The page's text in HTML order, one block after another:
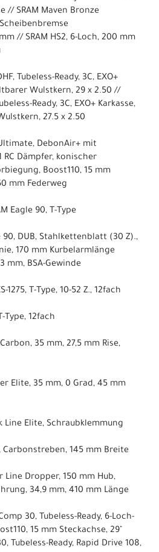
// SRAM Maven Bronze
// SRAM HS2, 6-Loch, 200 mm
Tubeless-Ready, 3C, EXO+
Wulstkern, 29 x 2.50 //
Ready, 3C, EXO+ Karkasse,
27.5 x 2.50
DebonAir+ mit
RC Dämpfer, konischer
Boost110, 15 mm
mm Federweg
Eagle 90, T-Type
90, DUB, Stahlkettenblatt (30 Z).,
170 mm Kurbelarmlänge
mm, BSA-Gewinde
1275, T-Type, 10-52 Z., 12fach
Type, 12fach
35 mm, 27,5 mm Rise,
Elite, 35 mm, 0 Grad, 45 mm
Line Elite, Schraubklemmung
Carbonstreben, 145 mm Breite
Dropper, 150 mm Hub,
34,9 mm, 410 mm Länge
30, Tubeless-Ready, 6-Loch-
15 mm Steckachse, 29"
Tubeless-Ready, Rapid Drive 108,